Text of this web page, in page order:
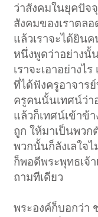
ว่าสังคมในยุคปัจ
สังคมของเราตลอ
แล้วเราจะได้ยิน
หนึ่งพูดว่าอย่างนั้
เราจะเอาอย่าง
ที่ได้ฟังครูอาจาร
ครูคนนั้นเทศน์ว่า
แล้วก็เทศน์เข้าข้
ถูก ให้มาเป็นพวก
พวกนั้นก็ลังเลใจ
ก็พอดีพระพุทธเจ้
ถามทีเดียว
พระองค์ก็บอกว่า